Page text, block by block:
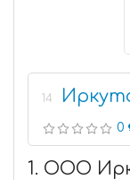
14
0
1. ООО